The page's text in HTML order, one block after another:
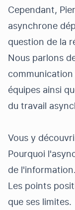
Cependant,
asynchrone
question de la
Nous parlons
équipes ainsi
du travail
Vous y
Pourquoi
de l'information.
Les points
que ses limites.